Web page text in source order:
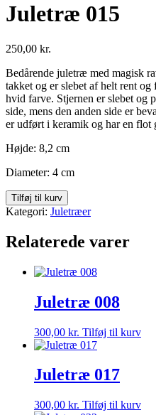
Juletræ 015
250,00 kr.
Bedårende juletræ med magisk
takket og er slebet af helt rent
hvid farve. Stjernen er slebet og
side, mens den anden side er
er udført i keramik og har en flot
Højde: 8,2 cm
Diameter: 4 cm
Juletræ
015
Tilføj til kurv
Kategori: Juletræer
Relaterede varer
Juletræ 008
300,00 kr. Tilføj til kurv
Juletræ 017
300,00 kr. Tilføj til kurv